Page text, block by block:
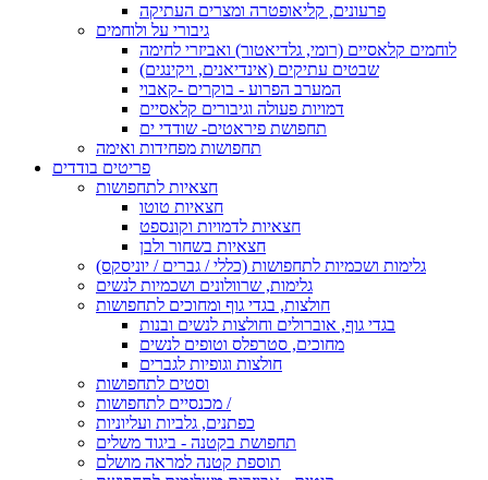
פרעונים, קליאופטרה ומצרים העתיקה
גיבורי על ולוחמים
לוחמים קלאסיים (רומי, גלדיאטור) ואביזרי לחימה
שבטים עתיקים (אינדיאנים, ויקינגים)
המערב הפרוע - בוקרים -קאבוי
דמויות פעולה וגיבורים קלאסיים
תחפושת פיראטים- שודדי ים
תחפושות מפחידות ואימה
פריטים בודדים
חצאיות לתחפושות
חצאיות טוטו
חצאיות לדמויות וקונספט
חצאיות בשחור ולבן
גלימות ושכמיות לתחפושות (כללי / גברים / יוניסקס)
גלימות, שרוולונים ושכמיות לנשים
חולצות, בגדי גוף ומחוכים לתחפושות
בגדי גוף, אוברולים וחולצות לנשים ובנות
מחוכים, סטרפלס וטופים לנשים
חולצות וגופיות לגברים
וסטים לתחפושות
מכנסיים לתחפושות /
כפתנים, גלביות ועליוניות
תחפושת בקטנה - ביגוד משלים
תוספת קטנה למראה מושלם